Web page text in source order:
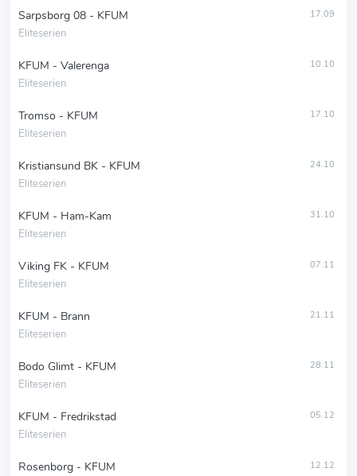
Sarpsborg 08 - KFUM
Eliteserien
17.09
KFUM - Valerenga
Eliteserien
10.10
Tromso - KFUM
Eliteserien
17.10
Kristiansund BK - KFUM
Eliteserien
24.10
KFUM - Ham-Kam
Eliteserien
31.10
Viking FK - KFUM
Eliteserien
07.11
KFUM - Brann
Eliteserien
21.11
Bodo Glimt - KFUM
Eliteserien
28.11
KFUM - Fredrikstad
Eliteserien
05.12
Rosenborg - KFUM 12.12